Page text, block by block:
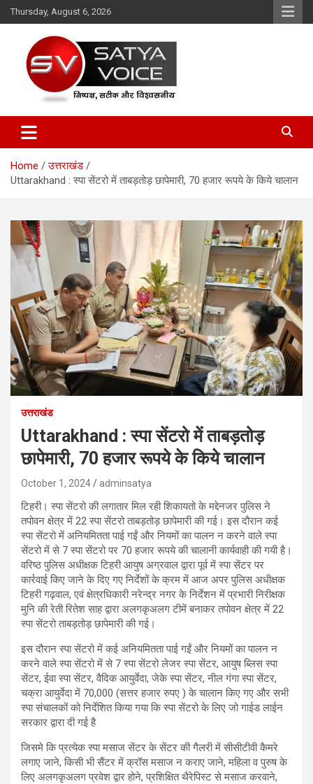
Skip
to
Thursday, August 6, 2026
Satya Voice
Home
उत्तराखंड
Uttarakhand : स्पा सेंटरो में ताबड़तोड़ छापेमारी, 70 हजार रूपये के किये चालान
उत्तराखंड
Uttarakhand : स्पा सेंटरो में ताबड़तोड़
छापेमारी, 70 हजार रूपये के किये चालान
October 1, 2024 adminsatya
टिहरी। स्पा सेंटरो की लगातार मिल रही शिकायतो के मद्देनजर पुलिस ने
तपोवन क्षेत्र में 22 स्पा सेंटरो ताबड़तोड़ छापेमारी की गई। इस दौरान कई
स्पा सेंटरो में अनियमितता पाई गईं और नियमों का पालन न करने वाले स्पा
सेंटरो में से 7 स्पा सेंटरो पर 70 हजार रूपये की चालानी कार्यवाही की गयी है।
वरिष्ठ पुलिस अधीक्षक टिहरी आयुष अग्रवाल द्वारा पूर्व में स्पा सेंटर पर
कार्रवाई किए जाने के दिए गए निर्देशों के क्रम में आज अपर पुलिस अधीक्षक
टिहरी गढ़वाल, एवं क्षेत्रधिकारी नरेन्द्र नगर के निर्देशन में प्रभारी निरीक्षक
मुनि की रेती रितेश साह द्वारा अलगकृअलग टीमें बनाकर तपोवन क्षेत्र में 22
स्पा सेंटरो ताबड़तोड़ छापेमारी की गई।
इस दौरान स्पा सेंटरो में कई अनियमितता पाई गईं और नियमों का पालन न
करने वाले स्पा सेंटरो में से 7 स्पा सेंटरो लेजर स्पा सेंटर, आयुष ब्लिस स्पा
सेंटर, ईवा स्पा सेंटर, वैदिक आयुर्वेदा, जेके स्पा सेंटर, नील गंगा स्पा सेंटर,
चक्रा आयुर्वेदा में 70,000 (सत्तर हजार रुपए ) के चालान किए गए और सभी
स्पा संचालकों को निर्देशित किया गया कि स्पा सेंटरो के लिए जो गाईड लाईन
सरकार द्वारा दी गई है
जिसमे कि प्रत्येक स्पा मसाज सेंटर के सेंटर की गैलरी में सीसीटीवी कैमरे
लगाए जाने, किसी भी सैंटर में क्रॉस मसाज न कराए जाने, महिला व पुरुष के
लिए अलगकृअलग प्रवेश द्वार होने, प्रशिक्षित थैरेपिस्ट से मसाज करवाने,